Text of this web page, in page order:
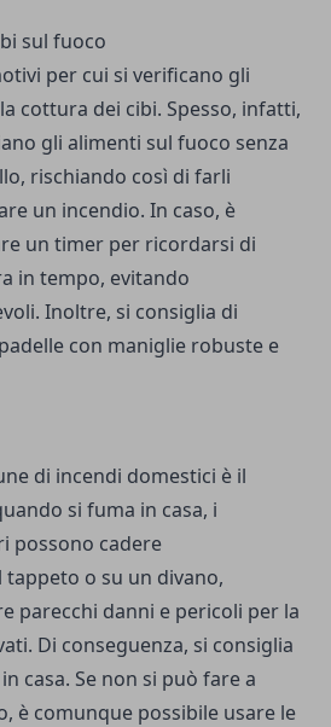
sul fuoco
per cui si verificano gli
cottura dei cibi. Spesso, infatti,
gli alimenti sul fuoco senza
rischiando così di farli
un incendio. In caso, è
un timer per ricordarsi di
in tempo, evitando
Inoltre, si consiglia di
con maniglie robuste e
di incendi domestici è il
si fuma in casa, i
possono cadere
o su un divano,
parecchi danni e pericoli per la
Di conseguenza, si consiglia
casa. Se non si può fare a
è comunque possibile usare le